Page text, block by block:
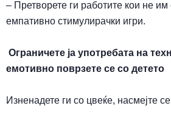
– Претворете ги работите кои не им
емпативно стимулирачки игри.
Ограничете ја употребата на
емотивно поврзете се со детето
Изненадете ги со цвеќе, насмејте